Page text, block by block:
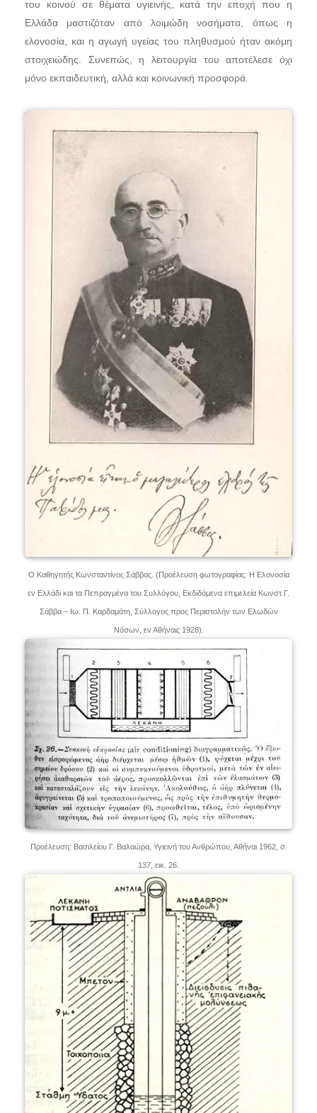
του κοινού σε θέματα υγιεινής, κατά την εποχή που η
Ελλάδα μαστιζόταν από λοιμώδη νοσήματα, όπως η
ελονοσία, και η αγωγή υγείας του πληθυσμού ήταν ακόμη
στοιχειώδης. Συνεπώς, η λειτουργία του αποτέλεσε όχι
μόνο εκπαιδευτική, αλλά και κοινωνική προσφορά.
Ο Καθηγητής Κωνσταντίνος Σάββας. (Προέλευση φωτογραφίας: Η Ελονοσία
εν Ελλάδι και τα Πεπραγμένα του Συλλόγου, Εκδιδόμενα επιμελεία Κωνστ.Γ.
Σάββα – Ιω. Π. Καρδαμάτη, Σύλλογος προς Περιστολήν των Ελωδών
Νόσων, εν Αθήναις 1928).
Προέλευση: Βασιλείου Γ. Βαλαώρα, Υγιεινή του Ανθρώπου, Αθήναι 1962, σ.
137, εικ. 26.